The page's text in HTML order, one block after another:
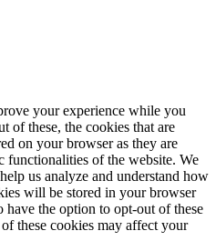
your experience while you
of these, the cookies that are
on your browser as they are
functionalities of the website. We
us analyze and understand how
will be stored in your browser
the option to opt-out of these
these cookies may affect your